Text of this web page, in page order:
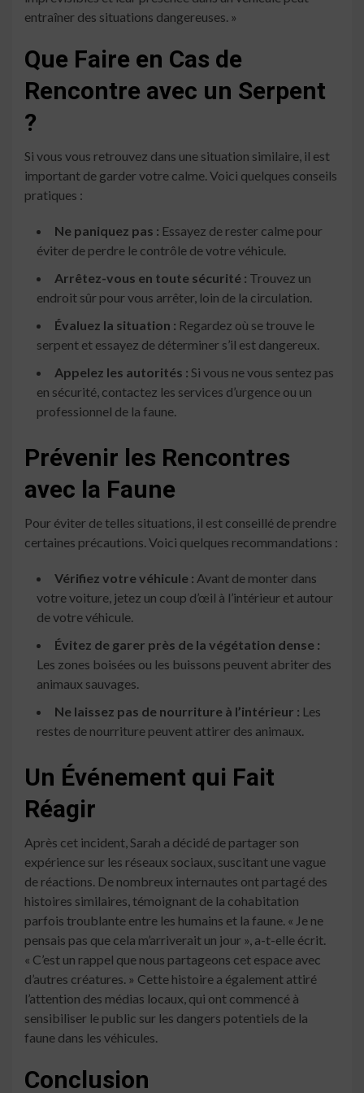
entraîner des situations dangereuses. »
Que Faire en Cas de
Rencontre avec un Serpent
?
Si vous vous retrouvez dans une situation similaire, il est
important de garder votre calme. Voici quelques conseils
pratiques :
Ne paniquez pas : Essayez de rester calme pour
éviter de perdre le contrôle de votre véhicule.
Arrêtez-vous en toute sécurité : Trouvez un
endroit sûr pour vous arrêter, loin de la circulation.
Évaluez la situation : Regardez où se trouve le
serpent et essayez de déterminer s’il est dangereux.
Appelez les autorités : Si vous ne vous sentez pas
en sécurité, contactez les services d’urgence ou un
professionnel de la faune.
Prévenir les Rencontres
avec la Faune
Pour éviter de telles situations, il est conseillé de prendre
certaines précautions. Voici quelques recommandations :
Vérifiez votre véhicule : Avant de monter dans
votre voiture, jetez un coup d’œil à l’intérieur et autour
de votre véhicule.
Évitez de garer près de la végétation dense :
Les zones boisées ou les buissons peuvent abriter des
animaux sauvages.
Ne laissez pas de nourriture à l’intérieur : Les
restes de nourriture peuvent attirer des animaux.
Un Événement qui Fait
Réagir
Après cet incident, Sarah a décidé de partager son
expérience sur les réseaux sociaux, suscitant une vague
de réactions. De nombreux internautes ont partagé des
histoires similaires, témoignant de la cohabitation
parfois troublante entre les humains et la faune. « Je ne
pensais pas que cela m’arriverait un jour », a-t-elle écrit.
« C’est un rappel que nous partageons cet espace avec
d’autres créatures. » Cette histoire a également attiré
l’attention des médias locaux, qui ont commencé à
sensibiliser le public sur les dangers potentiels de la
faune dans les véhicules.
Conclusion